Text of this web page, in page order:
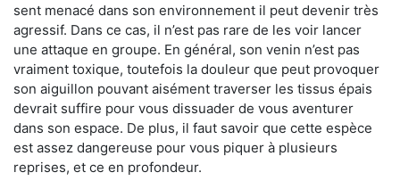
sent menacé dans son environnement il peut devenir très
agressif. Dans ce cas, il n’est pas rare de les voir lancer
une attaque en groupe. En général, son venin n’est pas
vraiment toxique, toutefois la douleur que peut provoquer
son aiguillon pouvant aisément traverser les tissus épais
devrait suffire pour vous dissuader de vous aventurer
dans son espace. De plus, il faut savoir que cette espèce
est assez dangereuse pour vous piquer à plusieurs
reprises, et ce en profondeur.